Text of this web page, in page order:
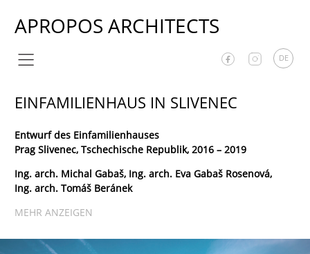
APROPOS ARCHITECTS
DE
EINFAMILIENHAUS IN SLIVENEC
Entwurf des Einfamilienhauses
Prag Slivenec, Tschechische Republik, 2016 – 2019
Ing. arch. Michal Gabaš, Ing. arch. Eva Gabaš Rosenová,
Ing. arch. Tomáš Beránek
MEHR ANZEIGEN